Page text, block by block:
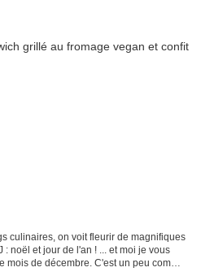
culinaires, on voit fleurir de magnifiques
noël et jour de l'an ! ... et moi je vous
de décembre. C'est un peu comme